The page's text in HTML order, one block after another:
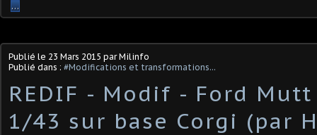
…
Publié le 23 Mars 2015 par Milinfo
Publié dans : #Modifications et transformations...
REDIF - Modif - Ford
1/43 sur base Corgi (par